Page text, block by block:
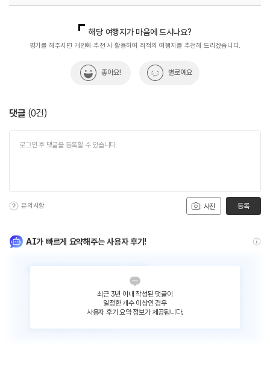
해당 여행지가 마음에 드시나요?
평가를 해주시면 개인화 추천 시 활용하여 최적의 여행지를 추천해 드리겠습니다.
좋아요! 별로예요
댓글 (0건)
사진
유의사항 등록
AI가 빠르게 요약해주는 사용자 후기!
최근 3년 이내 작성된 댓글이
일정한 개수 이상인 경우
사용자 후기 요약 정보가 제공됩니다.